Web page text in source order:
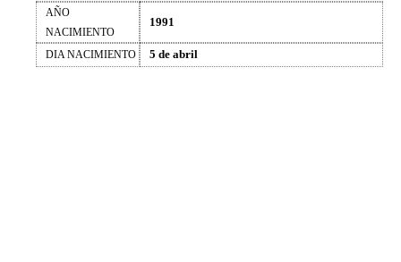
AÑO
NACIMIENTO
1991
DIA NACIMIENTO 5 de abril